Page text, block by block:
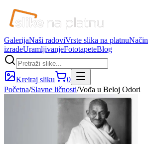
GalerijaNaši radoviVrste slika na platnuNačin
izradeUramljivanjeFototapeteBlog
Kreiraj sliku
0
Početna/Slavne ličnosti/Vođa u Beloj Odori